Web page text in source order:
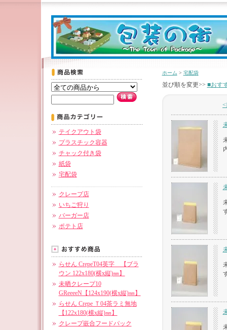
テイクアウト袋
プラスチック容器
チャック付き袋
紙袋
宅配袋
クレープ店
いちご狩り
バーガー店
ポテト店
らせん CrepeT04英字 【ブラ
ウン 122x180(横x縦)㎜】
未晒クレープ10
GReeeeN【124x190(横x縦)㎜】
らせん Crepe Ｔ04茶ラミ無地
【122x180(横x縦)㎜】
クレープ嵌合フードパック
ホーム > 宅配袋
並び順を変更>> ■おす
<